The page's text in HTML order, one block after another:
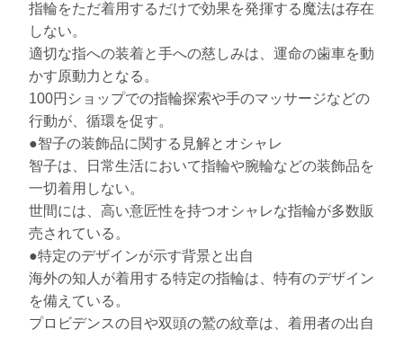
指輪をただ着用するだけで効果を発揮する魔法は存在
しない。
適切な指への装着と手への慈しみは、運命の歯車を動
かす原動力となる。
100円ショップでの指輪探索や手のマッサージなどの
行動が、循環を促す。
●智子の装飾品に関する見解とオシャレ
智子は、日常生活において指輪や腕輪などの装飾品を
一切着用しない。
世間には、高い意匠性を持つオシャレな指輪が多数販
売されている。
●特定のデザインが示す背景と出自
海外の知人が着用する特定の指輪は、特有のデザイン
を備えている。
プロビデンスの目や双頭の鷲の紋章は、着用者の出自